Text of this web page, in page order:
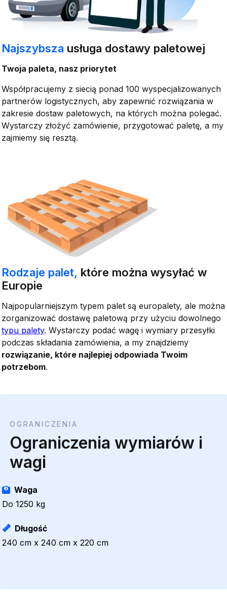
Najszybsza usługa dostawy paletowej
Twoja paleta, nasz priorytet
Współpracujemy z siecią ponad 100 wyspecjalizowanych
partnerów logistycznych, aby zapewnić rozwiązania w
zakresie dostaw paletowych, na których można polegać.
Wystarczy złożyć zamówienie, przygotować paletę, a my
zajmiemy się resztą.
Rodzaje palet, które można wysyłać w
Europie
Najpopularniejszym typem palet są europalety, ale można
zorganizować dostawę paletową przy użyciu dowolnego
typu palety. Wystarczy podać wagę i wymiary przesyłki
podczas składania zamówienia, a my znajdziemy
rozwiązanie, które najlepiej odpowiada Twoim
potrzebom.
OGRANICZENIA
Ograniczenia wymiarów i
wagi
Waga
Do 1250 kg
Długość
240 cm x 240 cm x 220 cm